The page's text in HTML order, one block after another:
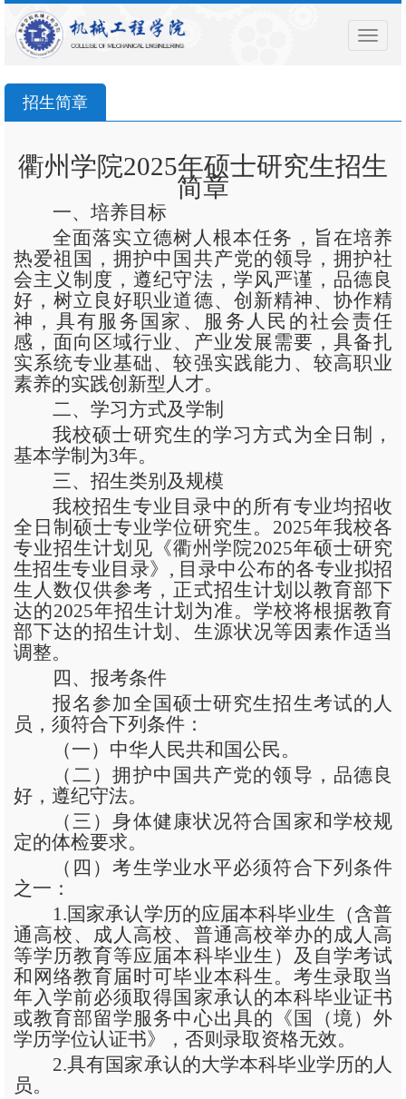
导
招生简章
衢州学院2025年硕士研究生招生
简章
一、培养目标
全面落实立德树人根本任务，旨在培养
热爱祖国，拥护中国共产党的领导，拥护社
会主义制度，遵纪守法，学风严谨，品德良
好，树立良好职业道德、创新精神、协作精
神，具有服务国家、服务人民的社会责任
感，面向区域行业、产业发展需要，具备扎
实系统专业基础、较强实践能力、较高职业
素养的实践创新型人才。
二、学习方式及学制
我校硕士研究生的学习方式为全日制，
基本学制为3年。
三、招生类别及规模
我校招生专业目录中的所有专业均招收
全日制硕士专业学位研究生。 2025年我校各
专业招生计划见《衢州学院2025年硕士研究
生招生专业目录》, 目录中公布的各专业拟招
生人数仅供参考，正式招生计划以教育部下
达的2025年招生计划为准。学校将根据教育
部下达的招生计划、生源状况等因素作适当
调整。
四、报考条件
报名参加全国硕士研究生招生考试的人
员，须符合下列条件：
（一）中华人民共和国公民。
（二）拥护中国共产党的领导，品德良
好，遵纪守法。
（三）身体健康状况符合国家和学校规
定的体检要求。
（四）考生学业水平必须符合下列条件
之一：
1.国家承认学历的应届本科毕业生（含普
通高校、成人高校、普通高校举办的成人高
等学历教育等应届本科毕业生）及自学考试
和网络教育届时可毕业本科生。考生录取当
年入学前必须取得国家承认的本科毕业证书
或教育部留学服务中心出具的《国（境）外
学历学位认证书》，否则录取资格无效。
2.具有国家承认的大学本科毕业学历的人
员。